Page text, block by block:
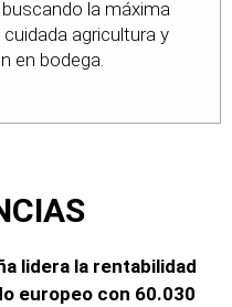
la máxima
agricultura y
en bodega.
lidera la rentabilidad
europeo con 60.030